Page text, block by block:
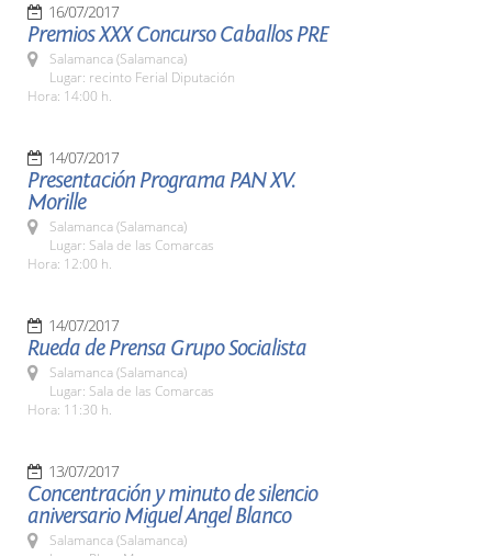
16/07/2017
Premios XXX Concurso Caballos PRE
Salamanca (Salamanca)
Lugar: recinto Ferial Diputación
Hora: 14:00 h.
14/07/2017
Presentación Programa PAN XV.
Morille
Salamanca (Salamanca)
Lugar: Sala de las Comarcas
Hora: 12:00 h.
14/07/2017
Rueda de Prensa Grupo Socialista
Salamanca (Salamanca)
Lugar: Sala de las Comarcas
Hora: 11:30 h.
13/07/2017
Concentración y minuto de silencio
aniversario Miguel Angel Blanco
Salamanca (Salamanca)